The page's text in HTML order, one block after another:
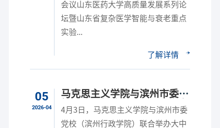
会议山东医药大学高质量发展系列论
坛暨山东省复杂医学智能与衰老重点
实验...
了解详情
05
2026-04
马克思主义学院与滨州市委党
校（滨州行政学院）联合举办
专题学术...
4月3日，马克思主义学院与滨州市委
党校（滨州行政学院）联合举办大中